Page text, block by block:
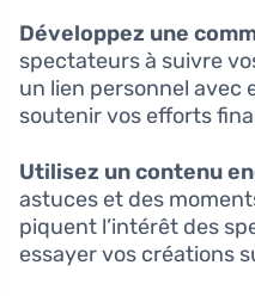
Développez une
spectateurs à suivre
un lien personnel avec
soutenir vos efforts
Utilisez un contenu
astuces et des
piquent l’intérêt des
essayer vos créations